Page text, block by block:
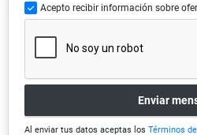
Acepto recibir información sobre
Enviar
Al enviar tus datos aceptas los Términos